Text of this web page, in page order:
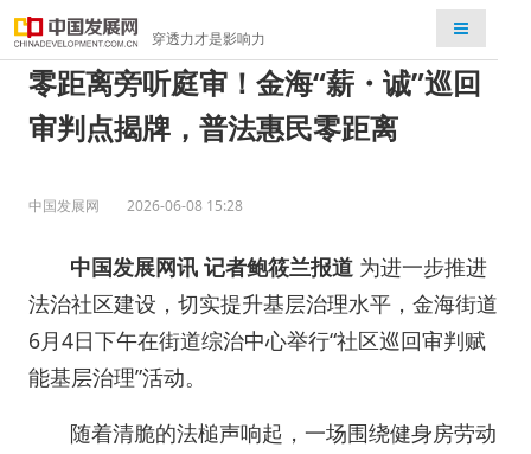
穿透力才是影响力
检索
零距离旁听庭审！金海“薪・诚”巡回
审判点揭牌，普法惠民零距离
中国发展网 2026-06-08 15:28
中国发展网讯记者鲍筱兰报道 为进一步推进
法治社区建设，切实提升基层治理水平，金海街道
6月4日下午在街道综治中心举行“社区巡回审判赋
能基层治理”活动。
随着清脆的法槌声响起，一场围绕健身房劳动